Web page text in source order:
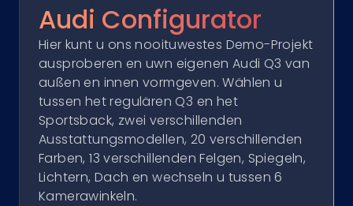
Audi Configurator
Hier kunt u ons nooituwestes Demo-Projekt
ausproberen en uwn eigenen Audi Q3 van
außen en innen vormgeven. Wählen u
tussen het regulären Q3 en het
Sportsback, zwei verschillenden
Ausstattungsmodellen, 20 verschillenden
Farben, 13 verschillenden Felgen, Spiegeln,
Lichtern, Dach en wechseln u tussen 6
Kamerawinkeln.